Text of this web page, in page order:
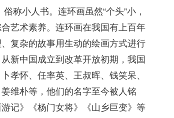
称小人书。连环画虽然“个头”小，
艺术素养。连环画在我国有上百年
复杂的故事用生动的绘画方式进行
新中国成立到改革开放初期，我国
孝怀、任率英、王叔晖、钱笑呆、
维朴等，他们的名字至今被人铭
记》《杨门女将》《山乡巨变》等